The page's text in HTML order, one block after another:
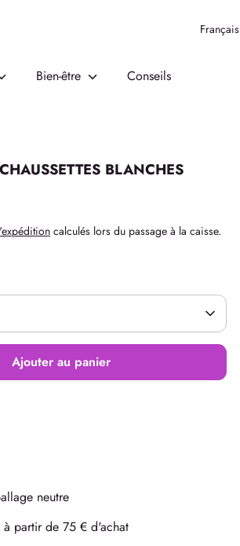
Langue
Français
Bien-être Conseils
BLANCHES
calculés lors du passage à la caisse.
Ajouter au panier
neutre
à partir de 75 € d'achat